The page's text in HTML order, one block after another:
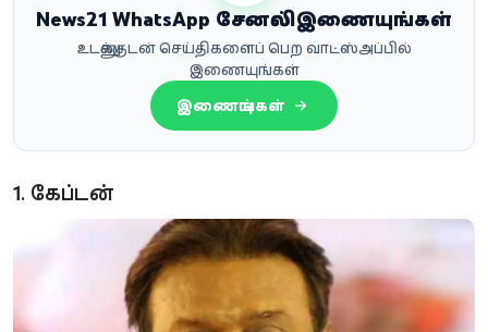
News21 WhatsApp சேனலில் இணையுங்கள்
உடனுக்குடன் செய்திகளைப் பெற வாட்ஸ்அப்பில்
இணையுங்கள்
இணையுங்கள்
1. கேப்டன்